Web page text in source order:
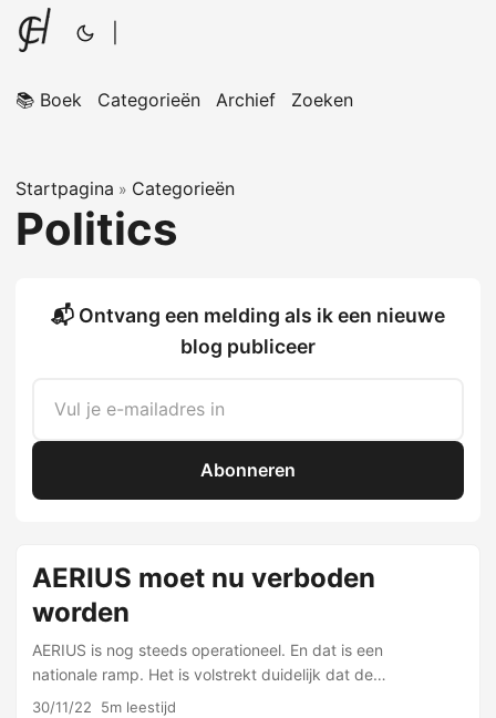
📚 Boek Categorieën Archief Zoeken
Startpagina » Categorieën
Politics
📬 Ontvang een melding als ik een nieuwe
blog publiceer
Abonneren
AERIUS moet nu verboden
worden
AERIUS is nog steeds operationeel. En dat is een
nationale ramp. Het is volstrekt duidelijk dat de
Nederlandse overheid en de door haar gefinancierde
30/11/22 5m leestijd